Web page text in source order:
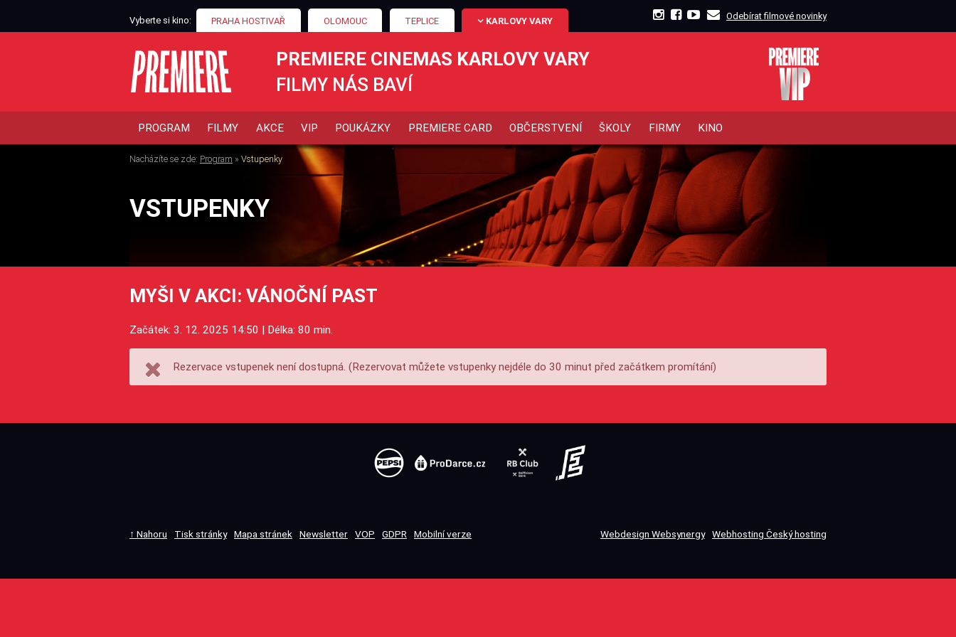
Vyberte si kino: PRAHA HOSTIVAŘ OLOMOUC TEPLICE KARLOVY VARY Odebírat filmové novinky
PREMIERE CINEMAS KARLOVY VARY
FILMY NÁS BAVÍ
PROGRAM FILMY AKCE VIP POUKÁZKY PREMIERE CARD OBČERSTVENÍ ŠKOLY FIRMY KINO
Nacházíte se zde: Program » Vstupenky
VSTUPENKY
MYŠI V AKCI: VÁNOČNÍ PAST
Začátek: 3. 12. 2025 14:50 | Délka: 80 min.
Rezervace vstupenek není dostupná. (Rezervovat můžete vstupenky nejdéle do 30 minut před začátkem promítání)
↑ Nahoru Tisk stránky Mapa stránek Newsletter VOP GDPR Mobilní verze Webdesign Websynergy Webhosting Český hosting